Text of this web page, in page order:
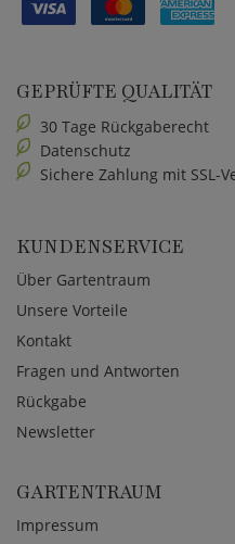
GEPRÜFTE QUALITÄT
30 Tage Rückgaberecht
Datenschutz
Sichere Zahlung mit SSL-
KUNDENSERVICE
Über Gartentraum
Unsere Vorteile
Kontakt
Fragen und Antworten
Rückgabe
Newsletter
GARTENTRAUM
Impressum